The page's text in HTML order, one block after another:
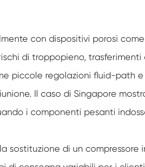
Armadio a bassa temperatura
Congelare la camera di
Camera di prova del congelamento
dell'umidità
Camera di prova di laboratorio
con dispositivi porosi
di troppopieno, trasferimenti
piccole regolazioni fluid-path e
Il caso di Singapore
i componenti pesanti
di un compressore